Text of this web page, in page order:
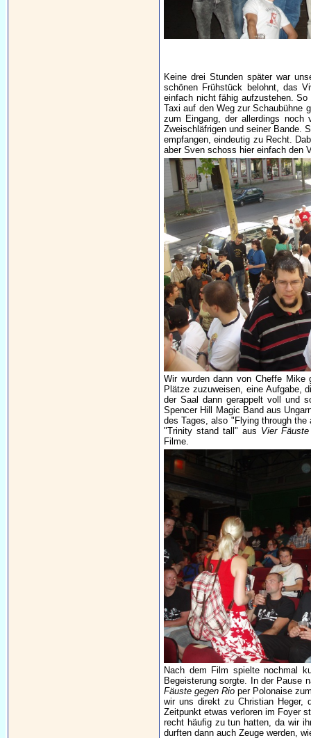
Keine drei Stunden später war
schönen Frühstück belohnt, das
einfach nicht fähig aufzustehen.
Taxi auf den Weg zur Schaubühne
zum Eingang, der allerdings noch
Zweischläfrigen und seiner Bande.
empfangen, eindeutig zu Recht.
aber Sven schoss hier einfach den
Wir wurden dann von Cheffe
Plätze zuzuweisen, eine Aufgabe,
der Saal dann gerappelt voll und
Spencer Hill Magic Band aus
des Tages, also "Flying through
"Trinity stand tall" aus Vier
Filme.
Nach dem Film spielte nochmal
Begeisterung sorgte. In der Pause
Fäuste gegen Rio per Polonaise
wir uns direkt zu Christian Heger,
Zeitpunkt etwas verloren im Foyer
recht häufig zu tun hatten, da wir
durften dann auch Zeuge werden,